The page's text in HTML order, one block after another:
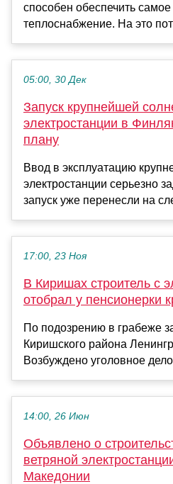
способен обеспечить
теплоснабжение. На это
05:00, 30 Дек
Запуск крупнейшей
электростанции в
плану
Ввод в эксплуатацию
электростанции серьезно
запуск уже перенесли на
17:00, 23 Ноя
В Киришах строитель с
отобрал у пенсионерки
По подозрению в грабеже
Киришского района
Возбуждено уголовное
14:00, 26 Июн
Объявлено о
ветряной
Македонии